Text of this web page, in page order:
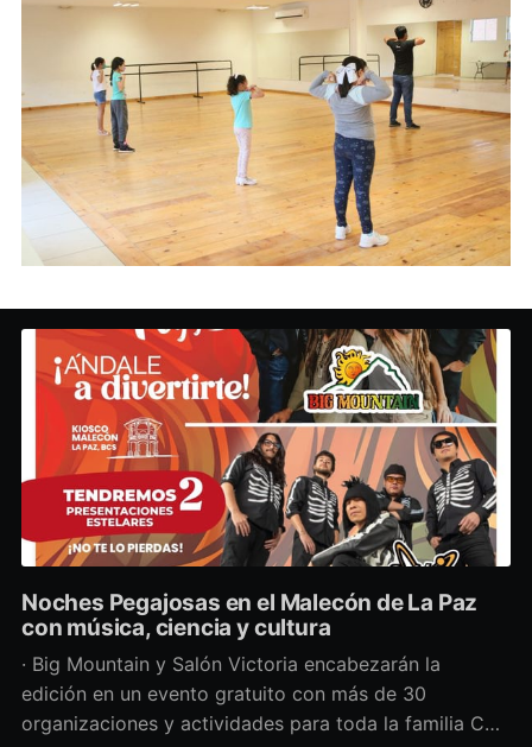
Noches Pegajosas en el Malecón de La Paz
con música, ciencia y cultura
· Big Mountain y Salón Victoria encabezarán la
edición en un evento gratuito con más de 30
organizaciones y actividades para toda la familia Con